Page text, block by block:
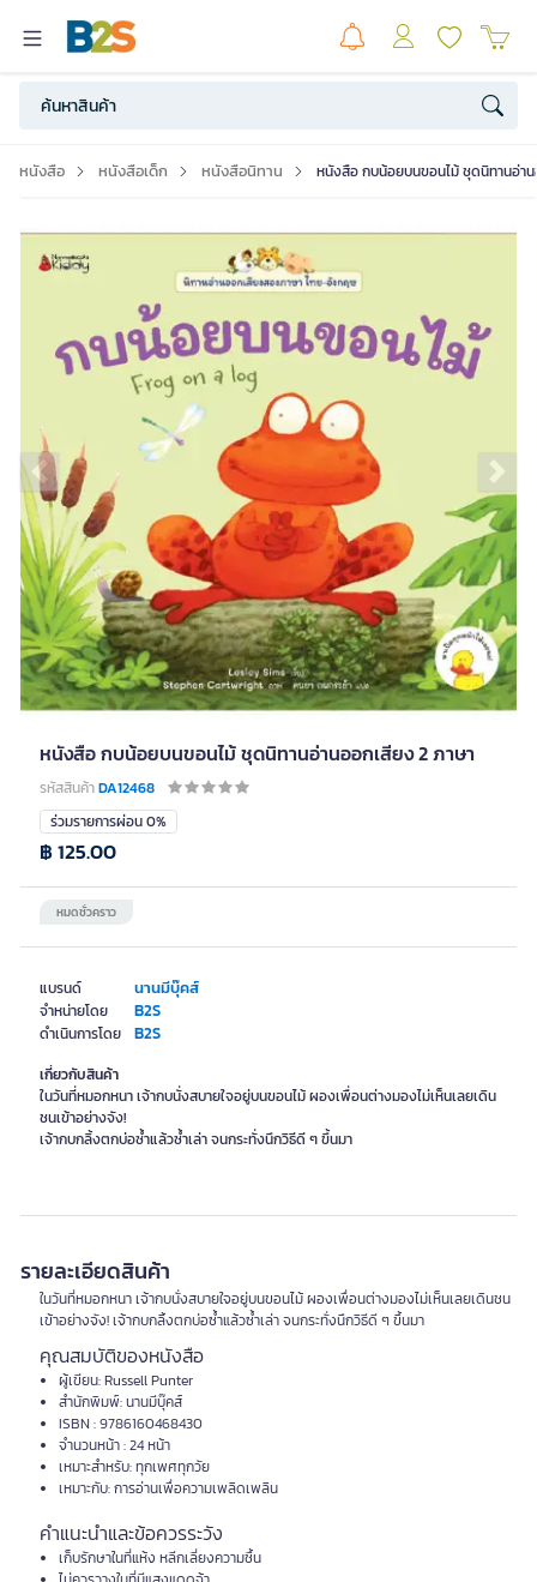
หนังสือ หนังสือเด็ก หนังสือนิทาน หนังสือ กบน้อยบนขอนไม้ ชุดนิทานอ่า
Previous slide
หนังสือ กบน้อยบนขอนไม้ ชุดนิทานอ่านออกเสียง 2 ภาษา
รหัสสินค้าDA12468
แบรนด์ นานมีบุ๊คส์
จำหน่ายโดย B2S
ดำเนินการโดย B2S
ร่วมรายการผ่อน 0%
หมดชั่วคราว
฿ 125.00
เกี่ยวกับสินค้า
ในวันที่หมอกหนา เจ้ากบนั่งสบายใจอยู่บนขอนไม้ ผองเพื่อนต่างมองไม่เห็นเลยเดิน
ชนเข้าอย่างจัง!
รายละเอียดสินค้า
ในวันที่หมอกหนา เจ้ากบนั่งสบายใจอยู่บนขอนไม้ ผองเพื่อนต่างมองไม่เห็นเลยเดินชน
เข้าอย่างจัง! เจ้ากบกลิ้งตกบ่อซ้ำแล้วซ้ำเล่า จนกระทั่งนึกวิธีดี ๆ ขึ้นมา
คุณสมบัติของหนังสือ
ผู้เขียน: Russell Punter
สำนักพิมพ์: นานมีบุ๊คส์
ISBN : 9786160468430
จำนวนหน้า : 24 หน้า
เหมาะสำหรับ: ทุกเพศทุกวัย
เหมาะกับ: การอ่านเพื่อความเพลิดเพลิน
คำแนะนำและข้อควรระวัง
เก็บรักษาในที่แห้ง หลีกเลี่ยงความชื้น